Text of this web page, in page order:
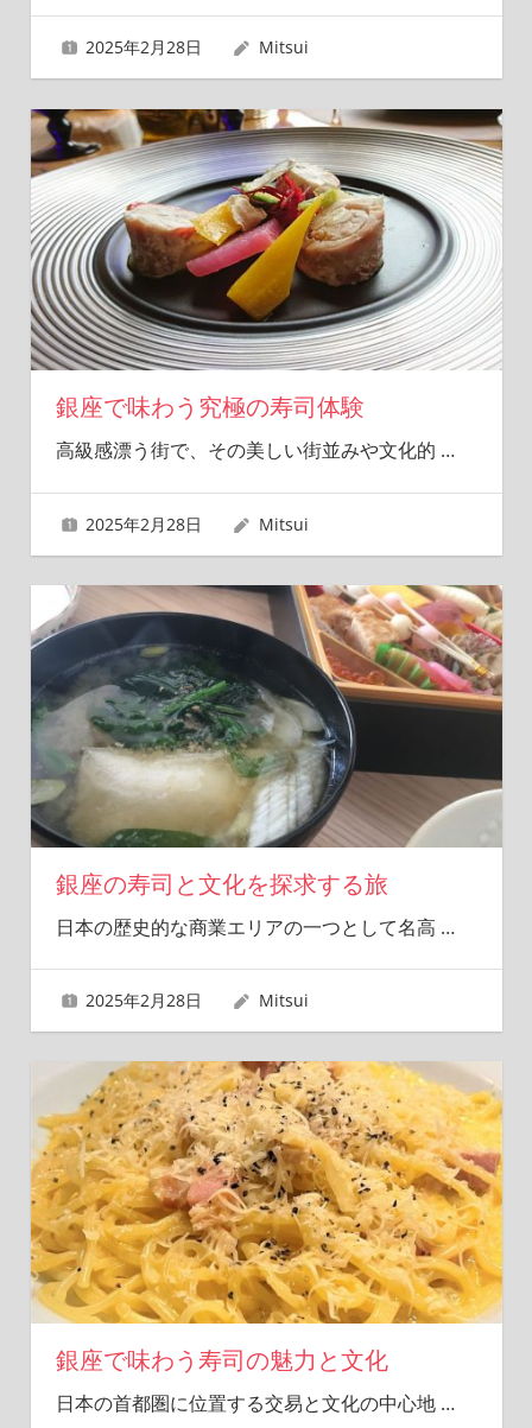
2025年2月28日 Mitsui
銀座で味わう究極の寿司体験
高級感漂う街で、その美しい街並みや文化的 …
2025年2月28日 Mitsui
銀座の寿司と文化を探求する旅
日本の歴史的な商業エリアの一つとして名高 …
2025年2月28日 Mitsui
銀座で味わう寿司の魅力と文化
日本の首都圏に位置する交易と文化の中心地 …